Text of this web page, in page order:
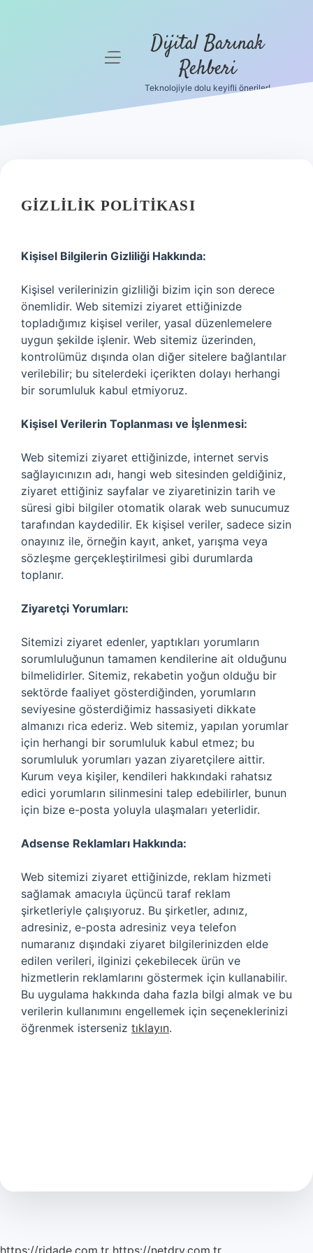
Hakkımızda
menüyü
Dijital Barınak
Rehberi
Teknolojiyle dolu keyifli öneriler!
GIZLILIK POLITIKASI
Kişisel Bilgilerin Gizliliği Hakkında:
Kişisel verilerinizin gizliliği bizim için son derece
önemlidir. Web sitemizi ziyaret ettiğinizde
topladığımız kişisel veriler, yasal düzenlemelere
uygun şekilde işlenir. Web sitemiz üzerinden,
kontrolümüz dışında olan diğer sitelere bağlantılar
verilebilir; bu sitelerdeki içerikten dolayı herhangi
bir sorumluluk kabul etmiyoruz.
Kişisel Verilerin Toplanması ve İşlenmesi:
Web sitemizi ziyaret ettiğinizde, internet servis
sağlayıcınızın adı, hangi web sitesinden geldiğiniz,
ziyaret ettiğiniz sayfalar ve ziyaretinizin tarih ve
süresi gibi bilgiler otomatik olarak web sunucumuz
tarafından kaydedilir. Ek kişisel veriler, sadece sizin
onayınız ile, örneğin kayıt, anket, yarışma veya
sözleşme gerçekleştirilmesi gibi durumlarda
toplanır.
Ziyaretçi Yorumları:
Sitemizi ziyaret edenler, yaptıkları yorumların
sorumluluğunun tamamen kendilerine ait olduğunu
bilmelidirler. Sitemiz, rekabetin yoğun olduğu bir
sektörde faaliyet gösterdiğinden, yorumların
seviyesine gösterdiğimiz hassasiyeti dikkate
almanızı rica ederiz. Web sitemiz, yapılan yorumlar
için herhangi bir sorumluluk kabul etmez; bu
sorumluluk yorumları yazan ziyaretçilere aittir.
Kurum veya kişiler, kendileri hakkındaki rahatsız
edici yorumların silinmesini talep edebilirler, bunun
için bize e-posta yoluyla ulaşmaları yeterlidir.
Adsense Reklamları Hakkında:
Web sitemizi ziyaret ettiğinizde, reklam hizmeti
sağlamak amacıyla üçüncü taraf reklam
şirketleriyle çalışıyoruz. Bu şirketler, adınız,
adresiniz, e-posta adresiniz veya telefon
numaranız dışındaki ziyaret bilgilerinizden elde
edilen verileri, ilginizi çekebilecek ürün ve
hizmetlerin reklamlarını göstermek için kullanabilir.
Bu uygulama hakkında daha fazla bilgi almak ve bu
verilerin kullanımını engellemek için seçeneklerinizi
öğrenmek isterseniz tıklayın.
https://ridade.com.tr https://netdry.com.tr